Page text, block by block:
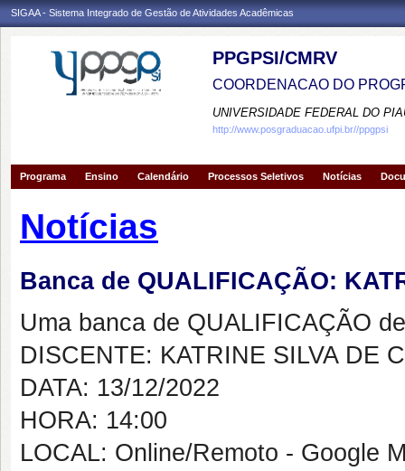
SIGAA - Sistema Integrado de Gestão de Atividades Acadêmicas
PPGPSI/CMRV
COORDENACAO DO
UNIVERSIDADE FEDERAL DO
http://www.posgraduacao.ufpi.br//ppgpsi
Programa Ensino Calendário Processos Seletivos Notícias
Notícias
Banca de QUALIFICAÇÃO:
Uma banca de QUALIFICAÇÃO
DISCENTE: KATRINE SILVA DE
DATA: 13/12/2022
HORA: 14:00
LOCAL: Online/Remoto - Google